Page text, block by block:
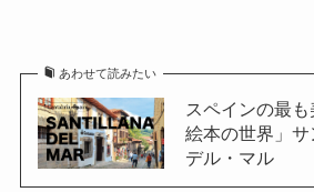
あわせて読みたい
スペインの最
絵本の世界」サ
デル・マル